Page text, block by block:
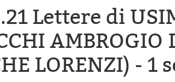
Lettere di
AMBROGIO
LORENZI) - 1